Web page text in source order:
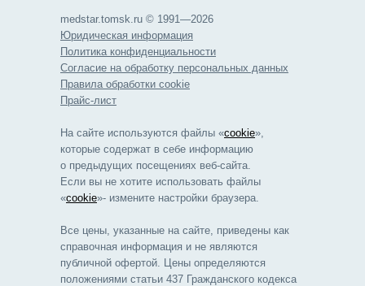
medstar.tomsk.ru © 1991—2026
Юридическая информация
Политика конфиденциальности
Согласие на обработку персональных данных
Правила обработки cookie
Прайс-лист
На сайте используются файлы «cookie»,
которые содержат в себе информацию
о предыдущих посещениях веб-сайта.
Если вы не хотите использовать файлы
«cookie»- измените настройки браузера.
Все цены, указанные на сайте, приведены как
справочная информация и не являются
публичной офертой. Цены определяются
положениями статьи 437 Гражданского кодекса